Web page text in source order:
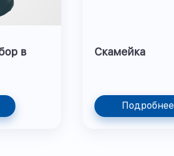
в
Скамейка
Подробнее